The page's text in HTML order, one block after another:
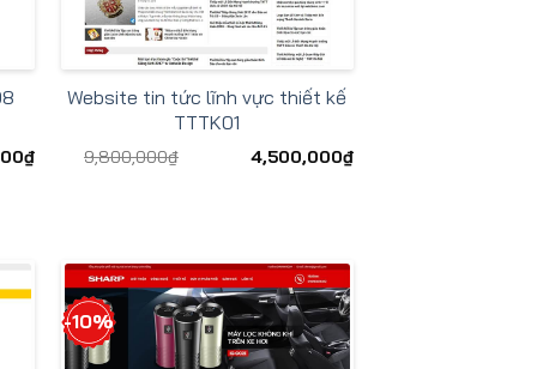
₫
Website tin tức lĩnh vực thiết kế
TTTK01
9,800,000₫ 4,500,000₫
-10%